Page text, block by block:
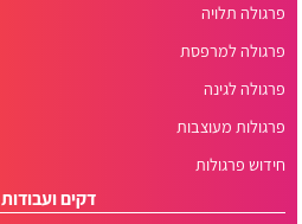
פרגולה תלויה
פרגולה למרפסת
פרגולה לגינה
פרגולות מעוצבות
חידוש פרגולות
דקים